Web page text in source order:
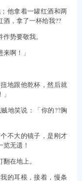
他拿着一罐红酒和两
，拿了一杯给我??
势要敬我。
啊！」
地跟他乾杯，然后就
地笑说：「你的??胸
不大的镜子，是刚才
无遗！
在地上。
的耳根，接着，慢条